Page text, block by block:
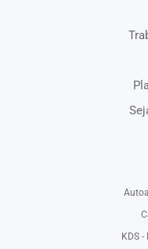
KDS